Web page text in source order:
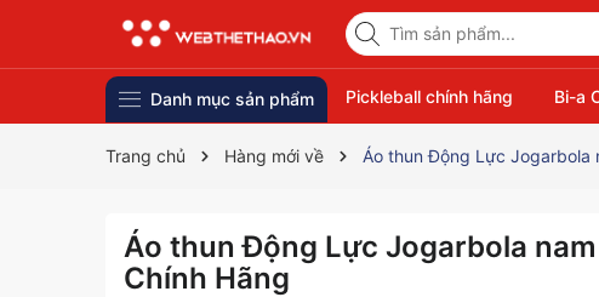
Danh mục sản phẩm Pickleball chính hãng Bi-a
Trang chủ Hàng mới về Áo thun Động Lực Jogarbola
Áo thun Động Lực Jogarbola
Chính Hãng